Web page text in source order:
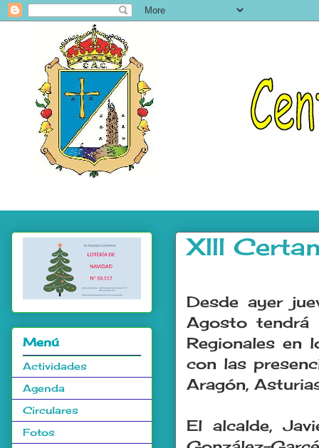
XIII
Desde ayer
Agosto tendrá
Regionales en
con las
Aragón,
El alcalde,
Menú
Actividades
Agenda
Circulares
Fotos